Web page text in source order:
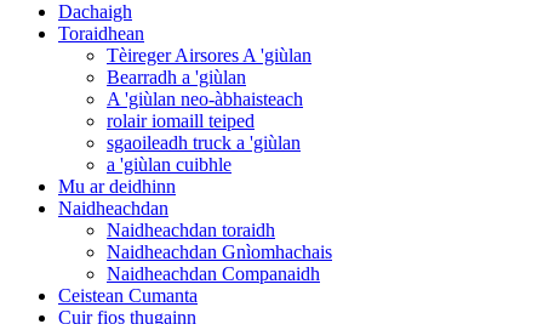
Dachaigh
Toraidhean
Tèireger Airsores A 'giùlan
Bearradh a 'giùlan
A 'giùlan neo-àbhaisteach
rolair iomaill teiped
sgaoileadh truck a 'giùlan
a 'giùlan cuibhle
Mu ar deidhinn
Naidheachdan
Naidheachdan toraidh
Naidheachdan Gnìomhachais
Naidheachdan Companaidh
Ceistean Cumanta
Cuir fios thugainn